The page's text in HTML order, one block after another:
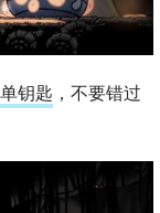
钥匙 ，不要错过